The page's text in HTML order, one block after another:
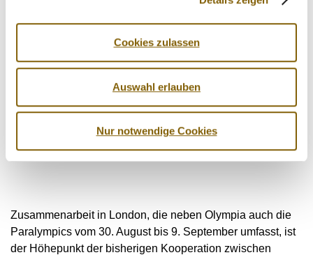
Cookies zulassen
Auswahl erlauben
Nur notwendige Cookies
Zusammenarbeit in London, die neben Olympia auch die
Paralympics vom 30. August bis 9. September umfasst, ist
der Höhepunkt der bisherigen Kooperation zwischen